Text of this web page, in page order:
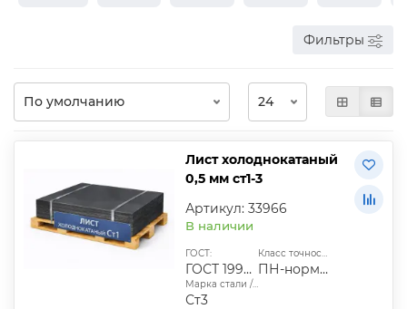
Фильтры
Лист холоднокатаный
0,5 мм ст1-3
Артикул: 33966
В наличии
ГОСТ:
ГОСТ 19904-90
Класс точности:
ПН-нормальный;ПУ-улучшенный
Марка стали / сплава:
Ст3